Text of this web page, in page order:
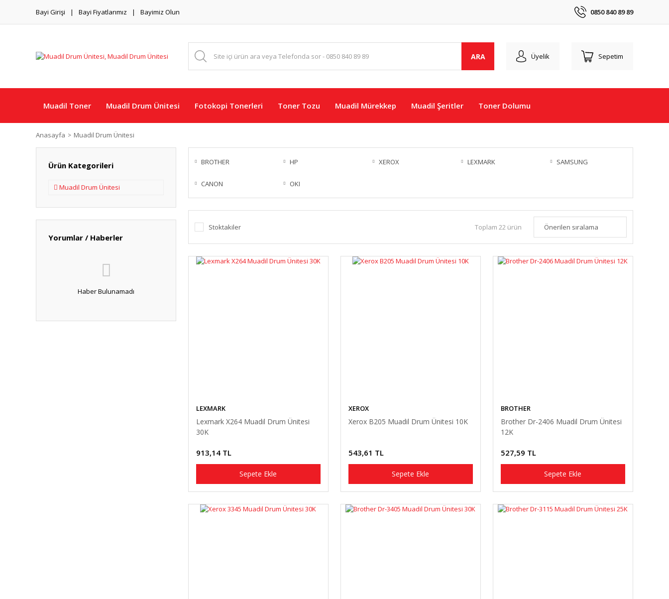
Bayi Girişi Bayi Fiyatlarımız Bayimiz Olun 0850 840 89 89
ARA Üyelik Sepetim
Muadil Toner Muadil Drum Ünitesi Fotokopi Tonerleri Toner Tozu Muadil Mürekkep Muadil Şeritler Toner Dolumu
Anasayfa Muadil Drum Ünitesi
Ürün Kategorileri
Muadil Drum Ünitesi
Yorumlar / Haberler
Haber Bulunamadı
BROTHER HP XEROX LEXMARK SAMSUNG
CANON OKI
Stoktakiler Toplam 22 ürün
LEXMARK
Lexmark X264 Muadil Drum Ünitesi
30K
913,14 TL
Sepete Ekle
XEROX
Xerox B205 Muadil Drum Ünitesi 10K
543,61 TL
Sepete Ekle
BROTHER
Brother Dr-2406 Muadil Drum Ünitesi
12K
527,59 TL
Sepete Ekle